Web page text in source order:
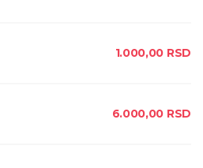
1.000,00 RSD
6.000,00 RSD